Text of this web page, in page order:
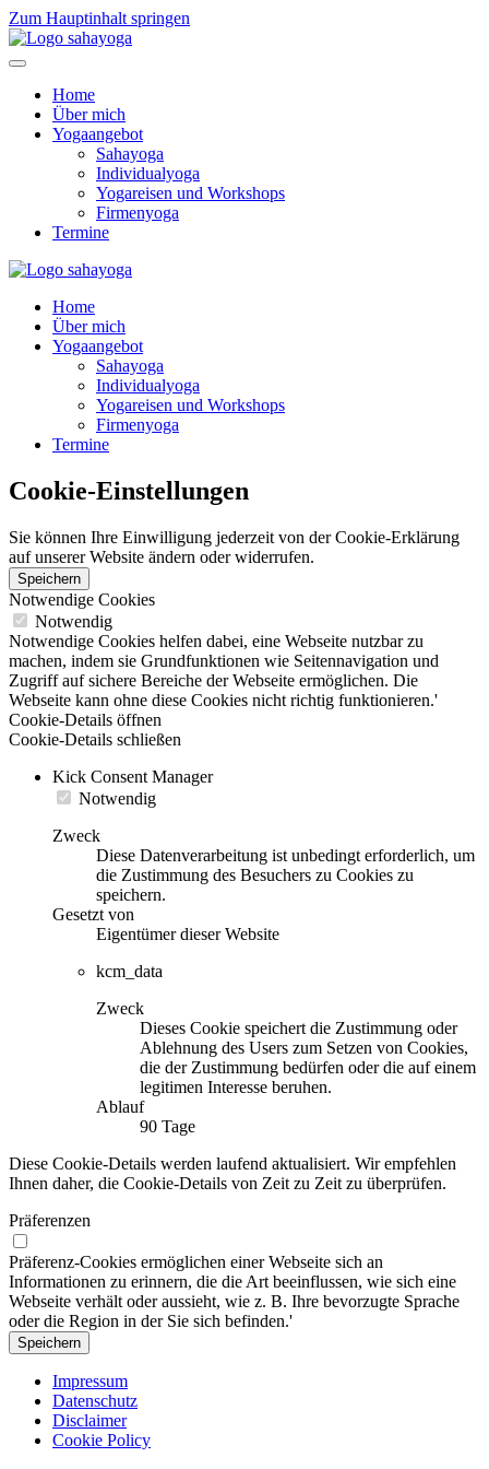
Zum Hauptinhalt springen
Home
Über mich
Yogaangebot
Sahayoga
Individualyoga
Yogareisen und Workshops
Firmenyoga
Termine
Home
Über mich
Yogaangebot
Sahayoga
Individualyoga
Yogareisen und Workshops
Firmenyoga
Termine
Cookie-Einstellungen
Sie können Ihre Einwilligung jederzeit von der Cookie-Erklärung
auf unserer Website ändern oder widerrufen.
Speichern
Notwendige Cookies
Notwendig
Notwendige Cookies helfen dabei, eine Webseite nutzbar zu
machen, indem sie Grundfunktionen wie Seitennavigation und
Zugriff auf sichere Bereiche der Webseite ermöglichen. Die
Webseite kann ohne diese Cookies nicht richtig funktionieren.'
Cookie-Details öffnen
Cookie-Details schließen
Kick Consent Manager
Notwendig
Zweck
Diese Datenverarbeitung ist unbedingt erforderlich, um
die Zustimmung des Besuchers zu Cookies zu
speichern.
Gesetzt von
Eigentümer dieser Website
kcm_data
Zweck
Dieses Cookie speichert die Zustimmung oder
Ablehnung des Users zum Setzen von Cookies,
die der Zustimmung bedürfen oder die auf einem
legitimen Interesse beruhen.
Ablauf
90 Tage
Diese Cookie-Details werden laufend aktualisiert. Wir empfehlen
Ihnen daher, die Cookie-Details von Zeit zu Zeit zu überprüfen.
Präferenzen
Präferenz-Cookies ermöglichen einer Webseite sich an
Informationen zu erinnern, die die Art beeinflussen, wie sich eine
Webseite verhält oder aussieht, wie z. B. Ihre bevorzugte Sprache
oder die Region in der Sie sich befinden.'
Speichern
Impressum
Datenschutz
Disclaimer
Cookie Policy